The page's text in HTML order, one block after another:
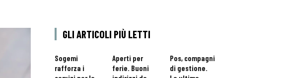
GLI ARTICOLI PIÙ LETTI
Sogemi
rafforza i
Aperti per
ferie. Buoni
Pos, compagni
di gestione.